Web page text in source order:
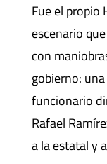
Fue el propio
escenario
con
gobierno:
funcionario
Rafael
a la estatal y